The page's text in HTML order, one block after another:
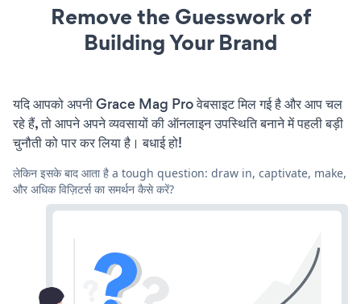
Remove the Guesswork of
Building Your Brand
यदि आपको अपनी Grace Mag Pro वेबसाइट मिल गई है और आप चल
रहे हैं, तो आपने अपने व्यवसायों की ऑनलाइन उपस्थिति बनाने में पहली बड़ी
चुनौती को पार कर लिया है। बधाई हो!
लेकिन इसके बाद आता है a tough question: draw in, captivate, make,
और अधिक विज़िटर्स का समर्थन कैसे करें?